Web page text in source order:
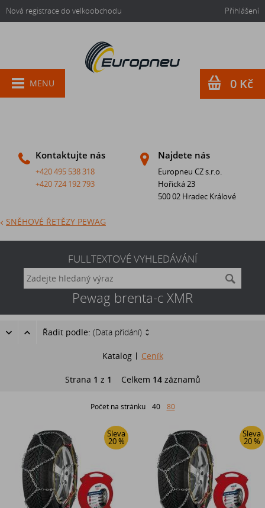
Nová registrace do velkoobchodu Přihlášení
Kontaktujte nás
+420 495 538 318
+420 724 192 793
Najdete nás
Europneu CZ s.r.o.
Hořická 23
500 02 Hradec Králové
MENU 0 Kč
SNĚHOVÉ ŘETĚZY PEWAG
FULLTEXTOVÉ VYHLEDÁVÁNÍ
Pewag brenta-c XMR
Řadit podle: (Data přidání)
Katalog Ceník
Strana 1 z 1 Celkem 14záznamů
Počet na stránku 40 80
Sleva
20 %
Sleva
20 %